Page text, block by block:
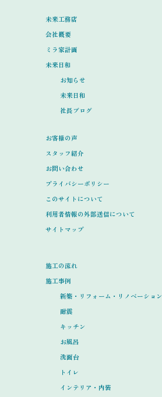
未来工務店
会社概要
ミラ家計画
未来日和
お知らせ
未来日和
社長ブログ
お客様の声
スタッフ紹介
お問い合わせ
プライバシーポリシー
このサイトについて
利用者情報の外部送信について
サイトマップ
施工の流れ
施工事例
新築・リフォーム・リノベーション
耐震
キッチン
お風呂
洗面台
トイレ
インテリア・内装